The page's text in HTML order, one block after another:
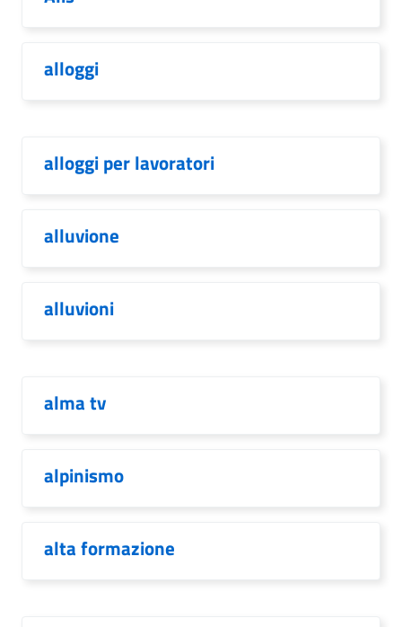
alloggi
alloggi per lavoratori
alluvione
alluvioni
alma tv
alpinismo
alta formazione